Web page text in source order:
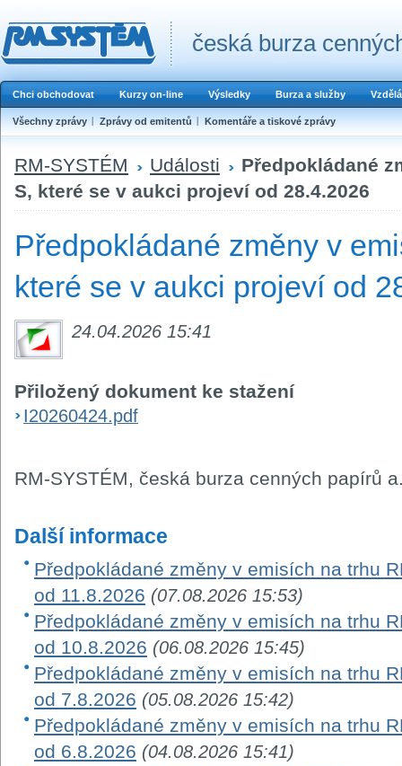
česká burza
Chci obchodovat Kurzy on-line Výsledky Burza a služby
Všechny zprávy Zprávy od emitentů Komentáře a tiskové zprávy
RM-SYSTÉM Události
Předpokládané
S, které se v aukci projeví od 28.4.2026
Předpokládané změny v
které se v aukci projeví od
24.04.2026 15:41
Přiložený dokument ke stažení
I20260424.pdf
RM-SYSTÉM, česká burza cenných papírů
Další informace
Předpokládané změny v emisích na trhu
od 11.8.2026 (07.08.2026 15:53)
Předpokládané změny v emisích na trhu
od 10.8.2026 (06.08.2026 15:45)
Předpokládané změny v emisích na trhu
od 7.8.2026 (05.08.2026 15:42)
Předpokládané změny v emisích na trhu
od 6.8.2026 (04.08.2026 15:41)